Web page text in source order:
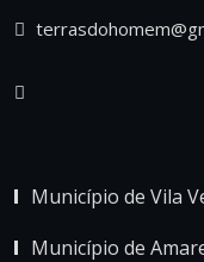
Município de Vila
Município de